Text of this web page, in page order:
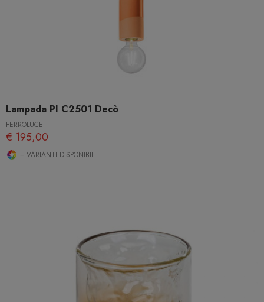
Lampada PI C2501 Decò
FERROLUCE
€ 195,00
+ VARIANTI DISPONIBILI